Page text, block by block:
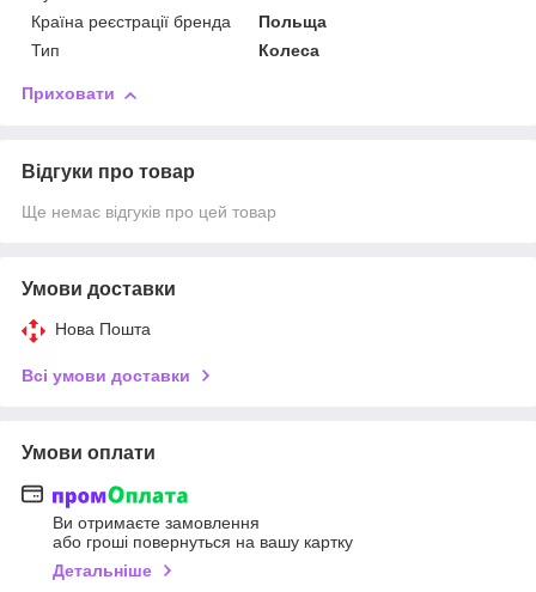
Країна реєстрації бренда
Польща
Тип
Колеса
Приховати
Відгуки про товар
Ще немає відгуків про цей товар
Умови доставки
Нова Пошта
Всі умови доставки
Умови оплати
Ви отримаєте замовлення
або гроші повернуться на вашу картку
Детальніше